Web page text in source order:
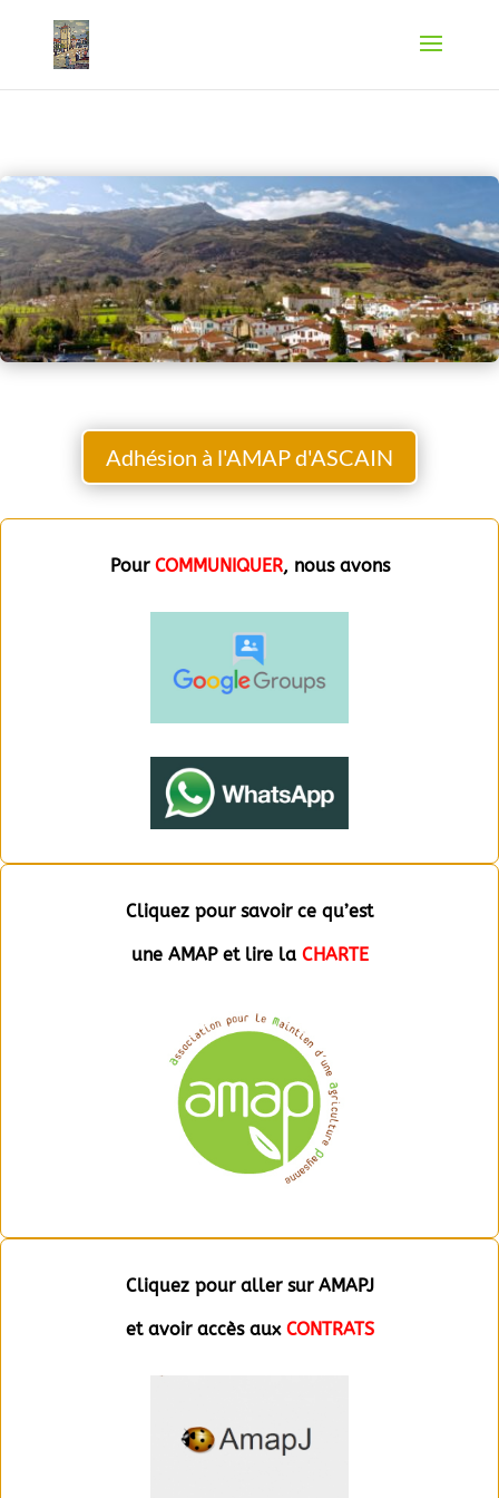
Adhésion à l'AMAP d'ASCAIN
Pour COMMUNIQUER, nous avons
Cliquez pour savoir ce qu’est
une AMAP et lire la CHARTE
Cliquez pour aller sur AMAPJ
et avoir accès aux CONTRATS